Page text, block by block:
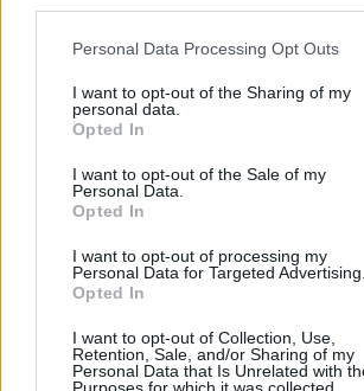
Personal Data Processing Opt Outs
I want to opt-out of the Sharing of my
personal data.
Opted In
I want to opt-out of the Sale of my
Personal Data.
Opted In
I want to opt-out of processing my
Personal Data for Targeted Advertising.
Opted In
I want to opt-out of Collection, Use,
Retention, Sale, and/or Sharing of my
Personal Data that Is Unrelated with
Ακολουθήστε το E-Radio.gr στο